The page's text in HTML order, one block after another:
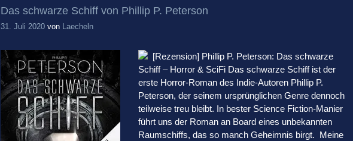
Das schwarze Schiff von Phillip P. Peterson
31. Juli 2020 von Laecheln
[Rezension] Phillip P. Peterson: Das schwarze
Schiff – Horror & SciFi Das schwarze Schiff ist der
erste Horror-Roman des Indie-Autoren Phillip P.
Peterson, der seinem ursprünglichen Genre dennoch
teilweise treu bleibt. In bester Science Fiction-Manier
führt uns der Roman an Board eines unbekannten
Raumschiffs, das so manch Geheimnis birgt. Meine